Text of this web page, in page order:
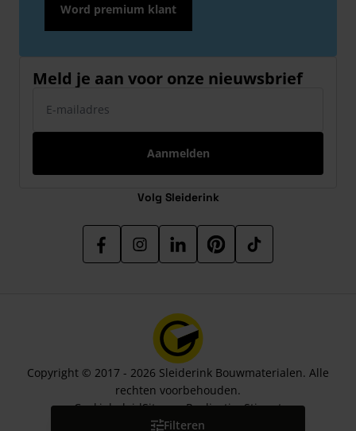
Filteren
Word premium klant
Meld je aan voor onze nieuwsbrief
Aanmelden
Volg Sleiderink
Copyright © 2017 - 2026 Sleiderink Bouwmaterialen. Alle
rechten voorbehouden.
CookiebeleidSitemapRealisatie:Stimmt